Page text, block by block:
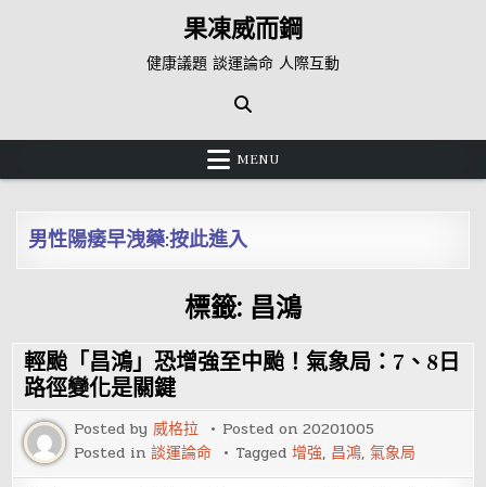
果凍威而鋼
健康議題 談運論命 人際互動
MENU
男性陽痿早洩藥:按此進入
標籤: 昌鴻
輕颱「昌鴻」恐增強至中颱！氣象局：7、8日
路徑變化是關鍵
Posted by威格拉 Posted on20201005
Posted in談運論命 Tagged增強, 昌鴻,氣象局